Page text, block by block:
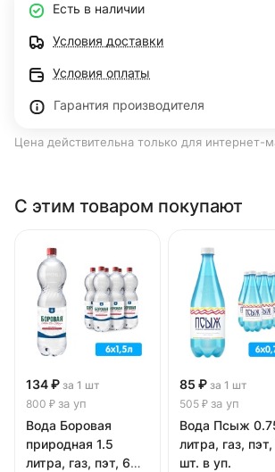
Есть в наличии
Условия доставки
Условия оплаты
Гарантия производителя
Цена действительна только для интернет-
С этим товаром покупают
134 ₽ за 1 шт
800 ₽ за уп
Вода Боровая
природная 1.5
литра, газ, пэт, 6
85 ₽ за 1 шт
505 ₽ за уп
Вода Псыж
литра, газ,
шт. в уп.